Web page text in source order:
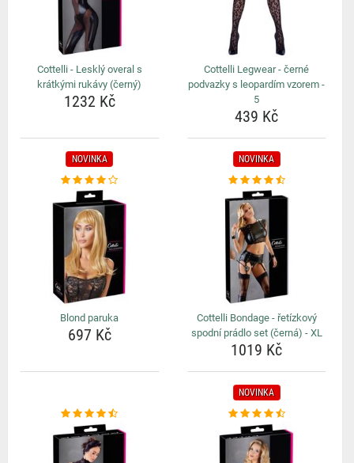
Cottelli - Lesklý overal s
krátkými rukávy (černý)
1232 Kč
Cottelli Legwear - černé
podvazky s leopardím vzorem -
5
439 Kč
NOVINKA
Blond paruka
697 Kč
NOVINKA
Cottelli Bondage - řetízkový
spodní prádlo set (černá) - XL
1019 Kč
NOVINKA